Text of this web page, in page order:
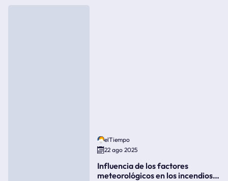
elTiempo
22 ago 2025
Influencia de los factores
meteorológicos en los incendios